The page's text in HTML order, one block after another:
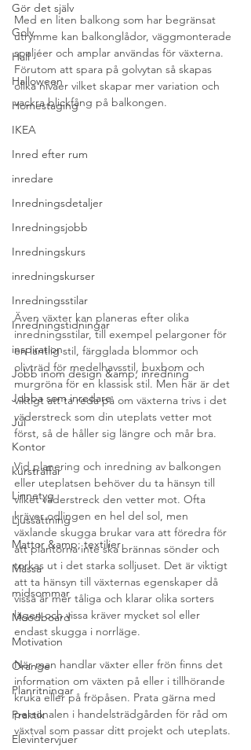
Gör det själv
Golv
Hall
Halloween
Homestaging
IKEA
Inred efter rum
inredare
Inredningsdetaljer
Inredningsjobb
Inredningskurs
inredningskurser
Inredningsstilar
Inredningstidningar
inspiration
Jobb inom design &amp; inredning
Jobba som inredare
Jul
Kontor
kursträffar
Linnetyg
Ljussättning
Mattor &amp; textilier
Mässa
midsommar
Moodboard
Motivation
Orange
Planritningar
Praktik
Elevintervjuer
Med en liten balkong som har begränsat
utrymme kan balkonglådor, väggmonterade
spaljéer och amplar användas för växterna.
Förutom att spara på golvytan så skapas
olika nivåer vilket skapar mer variation och
vackra blickfång på balkongen.
Även växter kan planeras efter olika
inredningsstilar, till exempel pelargoner för
en lantlig stil, färgglada blommor och
olivträd för medelhavsstil, buxbom och
murgröna för en klassisk stil. Men här är det
viktigt att ta reda på om växterna trivs i det
väderstreck som din uteplats vetter mot
först, så de håller sig längre och mår bra.
Vid planering och inredning av balkongen
eller uteplatsen behöver du ta hänsyn till
vilket väderstreck den vetter mot. Ofta
kräver odlingen en hel del sol, men
växlande skugga brukar vara att föredra för
att plantorna inte ska brännas sönder och
torkas ut i det starka solljuset. Det är viktigt
att ta hänsyn till växternas egenskaper då
vissa är mer tåliga och klarar olika sorters
lägen och vissa kräver mycket sol eller
endast skugga i norrläge.
När man handlar växter eller frön finns det
information om växten på eller i tillhörande
kruka eller på fröpåsen. Prata gärna med
personalen i handelsträdgården för råd om
växtval som passar ditt projekt och uteplats.